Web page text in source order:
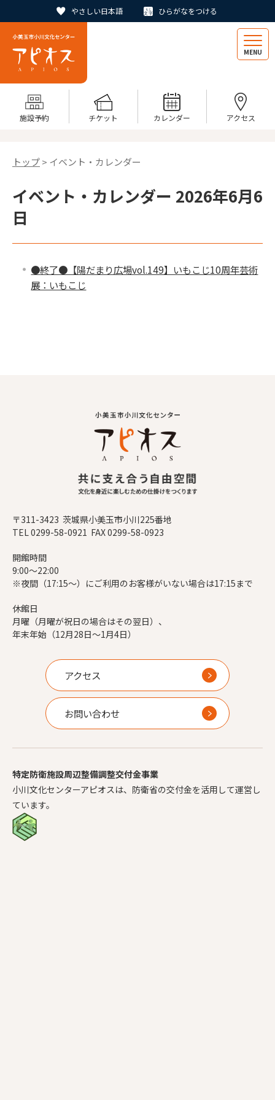
やさしい日本語 ひらがなをつける
MENU
施設予約 チケット カレンダー アクセス
トップ> イベント・カレンダー
イベント・カレンダー 2026年6月6
日
●終了●【陽だまり広場vol.149】いもこじ10周年芸術
展：いもこじ
〒311-3423 茨城県小美玉市小川225番地
TEL 0299-58-0921 FAX 0299-58-0923
開館時間
9:00～22:00
※夜間（17:15～）にご利用のお客様がいない場合は17:15まで
休館日
月曜（月曜が祝日の場合はその翌日）、
年末年始（12月28日～1月4日）
アクセス
お問い合わせ
特定防衛施設周辺整備調整交付金事業
小川文化センターアピオスは、防衛省の交付金を活用して運営し
ています。